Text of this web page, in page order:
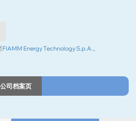
FIAMM Energy Technology S.p.A. 。
公司档案页